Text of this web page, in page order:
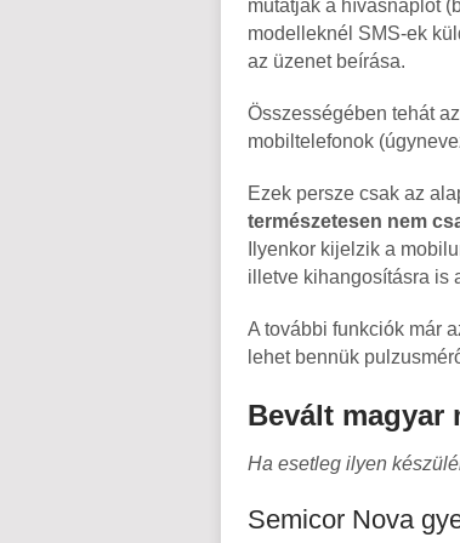
mutatják a hívásnaplót
modelleknél SMS-ek
az üzenet beírása.
Összességében tehát
mobiltelefonok
Ezek persze csak az
természetesen nem
Ilyenkor kijelzik a
illetve kihangosításra is
A további funkciók már
lehet bennük
Bevált magyar
Ha esetleg ilyen
Semicor Nova